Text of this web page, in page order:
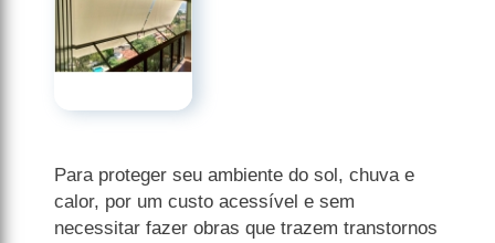
Para proteger seu ambiente do sol, chuva e
calor, por um custo acessível e sem
necessitar fazer obras que trazem transtornos